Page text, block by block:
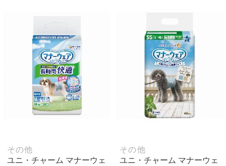
その他
ユニ・チャーム マナーウェ
その他
ユニ・チャーム マナーウェ